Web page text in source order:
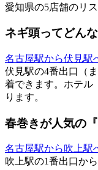
愛知県の5店舗のリ
ネギ頭ってどん
名古屋駅から伏見駅
伏見駅の4番出口（
着できます。ホテル
ります。
春巻きが人気の
名古屋駅から吹上駅
吹上駅の1番出口か